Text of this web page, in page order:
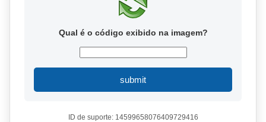
Qual é o código exibido na imagem?
submit
ID de suporte: 14599658076409729416